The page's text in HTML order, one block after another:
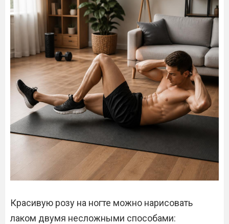
Красивую розу на ногте можно нарисовать
лаком двумя несложными способами: